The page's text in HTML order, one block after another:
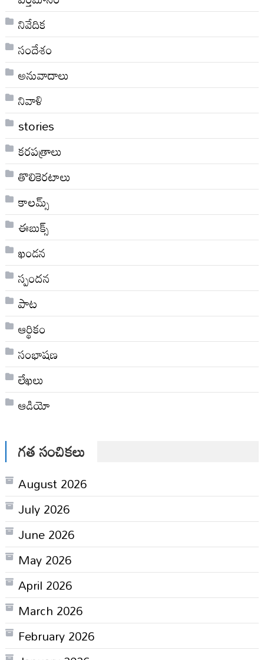
నివేదిక
సందేశం
అనువాదాలు
నివాళి
stories
కరపత్రాలు
తొలికెరటాలు
కాలమ్స్
ఈబుక్స్
ఖండన
స్పందన
పాట
ఆర్థికం
సంభాషణ
లేఖలు
ఆడియో
గత సంచికలు
August 2026
July 2026
June 2026
May 2026
April 2026
March 2026
February 2026